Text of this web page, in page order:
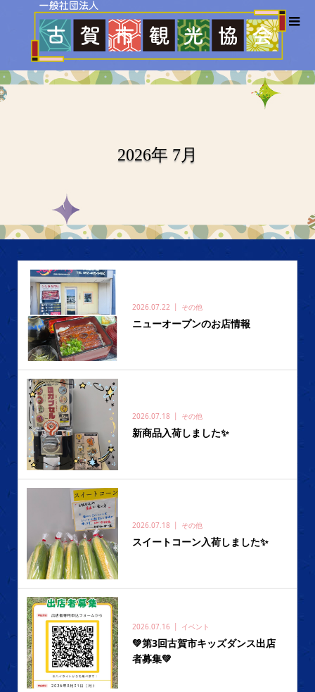
2026年 7月
2026.07.22 その他
ニューオープンのお店情報
2026.07.18 その他
新商品入荷しました✨️
2026.07.18 その他
スイートコーン入荷しました✨️
2026.07.16 イベント
💚第3回古賀市キッズダンス出店
者募集💚